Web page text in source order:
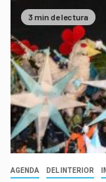
3 min de lectura
AGENDA DEL INTERIOR